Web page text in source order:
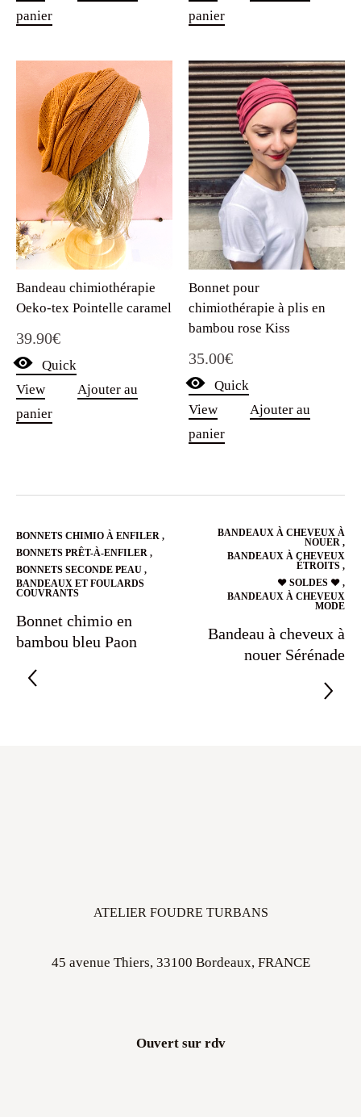
panier
panier
Bandeau chimiothérapie
Oeko-tex Pointelle caramel
39.90€
Quick
View
Ajouter au
panier
Bonnet pour
chimiothérapie à plis en
bambou rose Kiss
35.00€
Quick
View
Ajouter au
panier
BONNETS CHIMIO À ENFILER ,
BONNETS PRÊT-À-ENFILER ,
BONNETS SECONDE PEAU ,
BANDEAUX ET FOULARDS
COUVRANTS
Bonnet chimio en
bambou bleu Paon
BANDEAUX À CHEVEUX À
NOUER ,
BANDEAUX À CHEVEUX
ÉTROITS ,
❤️ SOLDES ❤️ ,
BANDEAUX À CHEVEUX
MODE
Bandeau à cheveux à
nouer Sérénade
ATELIER FOUDRE TURBANS
45 avenue Thiers, 33100 Bordeaux, FRANCE
Ouvert sur rdv